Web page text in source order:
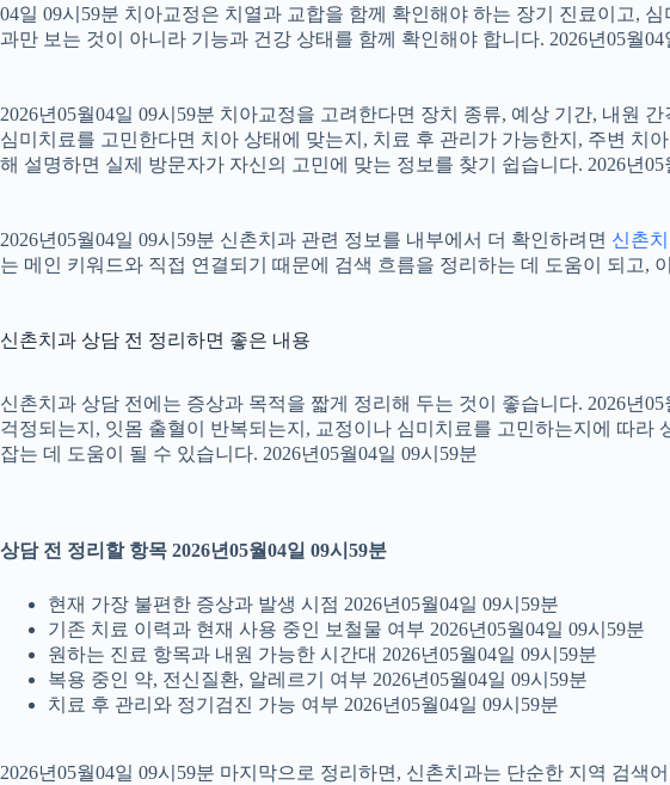
04일 09시59분 치아교정은 치열과 교합을 함께 확인해야 하는 장기 진료이고,
과만 보는 것이 아니라 기능과 건강 상태를 함께 확인해야 합니다. 2026년05월04
2026년05월04일 09시59분 치아교정을 고려한다면 장치 종류, 예상 기간, 내원
심미치료를 고민한다면 치아 상태에 맞는지, 치료 후 관리가 가능한지, 주변 치
해 설명하면 실제 방문자가 자신의 고민에 맞는 정보를 찾기 쉽습니다. 2026년05
2026년05월04일 09시59분 신촌치과 관련 정보를 내부에서 더 확인하려면 신촌
는 메인 키워드와 직접 연결되기 때문에 검색 흐름을 정리하는 데 도움이 되고,
신촌치과 상담 전 정리하면 좋은 내용
신촌치과 상담 전에는 증상과 목적을 짧게 정리해 두는 것이 좋습니다. 2026년
걱정되는지, 잇몸 출혈이 반복되는지, 교정이나 심미치료를 고민하는지에 따라
잡는 데 도움이 될 수 있습니다. 2026년05월04일 09시59분
상담 전 정리할 항목 2026년05월04일 09시59분
현재 가장 불편한 증상과 발생 시점 2026년05월04일 09시59분
기존 치료 이력과 현재 사용 중인 보철물 여부 2026년05월04일 09시59분
원하는 진료 항목과 내원 가능한 시간대 2026년05월04일 09시59분
복용 중인 약, 전신질환, 알레르기 여부 2026년05월04일 09시59분
치료 후 관리와 정기검진 가능 여부 2026년05월04일 09시59분
2026년05월04일 09시59분 마지막으로 정리하면, 신촌치과는 단순한 지역 검